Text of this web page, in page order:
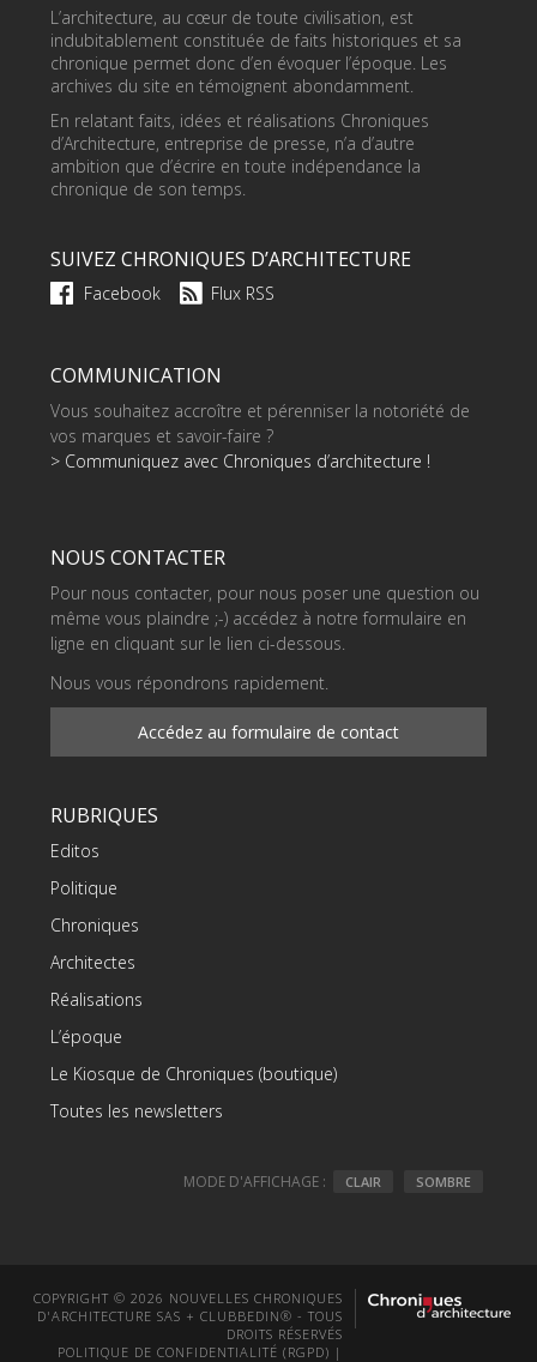
L’architecture, au cœur de toute civilisation, est
indubitablement constituée de faits historiques et sa
chronique permet donc d’en évoquer l’époque. Les
archives du site en témoignent abondamment.
En relatant faits, idées et réalisations Chroniques
d’Architecture, entreprise de presse, n’a d’autre
ambition que d’écrire en toute indépendance la
chronique de son temps.
SUIVEZ CHRONIQUES D’ARCHITECTURE
Facebook Flux RSS
COMMUNICATION
Vous souhaitez accroître et pérenniser la notoriété de
vos marques et savoir-faire ?
> Communiquez avec Chroniques d’architecture !
NOUS CONTACTER
Pour nous contacter, pour nous poser une question ou
même vous plaindre ;-) accédez à notre formulaire en
ligne en cliquant sur le lien ci-dessous.
Nous vous répondrons rapidement.
Accédez au formulaire de contact
RUBRIQUES
Editos
Politique
Chroniques
Architectes
Réalisations
L’époque
Le Kiosque de Chroniques (boutique)
Toutes les newsletters
MODE D'AFFICHAGE : CLAIR SOMBRE
COPYRIGHT © 2026 NOUVELLES CHRONIQUES
D'ARCHITECTURE SAS + CLUBBEDIN® - TOUS
DROITS RÉSERVÉS
POLITIQUE DE CONFIDENTIALITÉ (RGPD) |